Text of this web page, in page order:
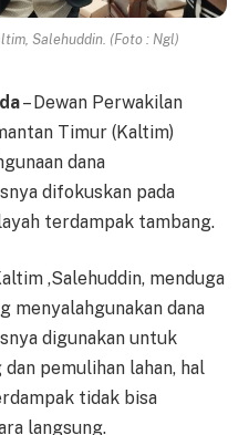
Salehuddin. (Foto : Ngl)
– Dewan Perwakilan
Timur (Kaltim)
dana
difokuskan pada
terdampak tambang.
,Salehuddin, menduga
menyalahgunakan dana
digunakan untuk
pemulihan lahan, hal
tidak bisa
langsung.